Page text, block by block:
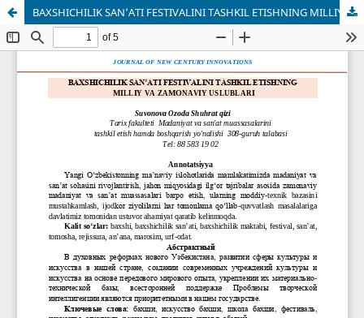
BAXSHICHILIK SAN’ATI FESTIVALINI TASHKIL ETISHNING MILLIY VA ZAMONAVIY USLUBLARI